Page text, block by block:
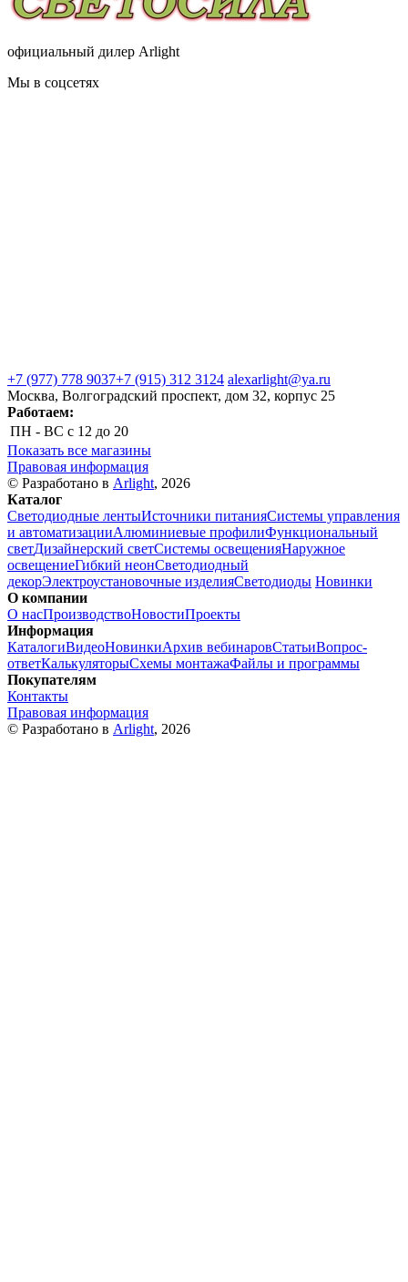
официальный дилер Arlight
Мы в соцсетях
+7 (977) 778 9037+7 (915) 312 3124 alexarlight@ya.ru
Москва, Волгоградский проспект, дом 32, корпус 25
Работаем:
ПН - ВС с 12 до 20
Показать все магазины
Правовая информация
© Разработано в Arlight, 2026
Каталог
Светодиодные лентыИсточники питанияСистемы управления
и автоматизацииАлюминиевые профилиФункциональный
светДизайнерский светСистемы освещенияНаружное
освещениеГибкий неонСветодиодный
декорЭлектроустановочные изделияСветодиоды Новинки
О компании
О насПроизводствоНовостиПроекты
Информация
КаталогиВидеоНовинкиАрхив вебинаровСтатьиВопрос-
ответКалькуляторыСхемы монтажаФайлы и программы
Покупателям
Контакты
Правовая информация
© Разработано в Arlight, 2026